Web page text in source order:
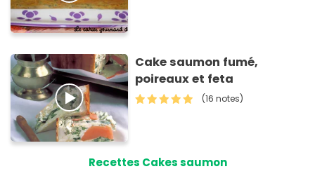
Cake saumon fumé,
poireaux et feta
(16 notes)
Recettes Cakes saumon